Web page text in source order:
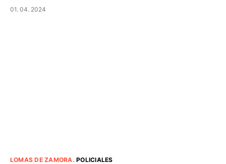
01. 04. 2024
LOMAS DE ZAMORA.POLICIALES